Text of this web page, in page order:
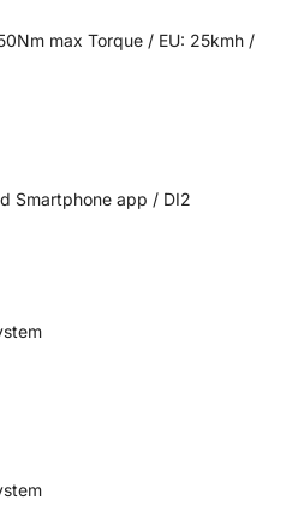
max Torque / EU: 25kmh /
Smartphone app / DI2